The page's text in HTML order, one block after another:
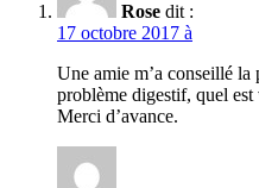
Rose dit :
17 octobre 2017 à
Une amie m’a conseillé
problème digestif, quel est
Merci d’avance.